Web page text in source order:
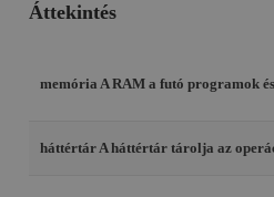
Áttekintés
memória A RAM a futó programok
háttértárA háttértár tárolja az